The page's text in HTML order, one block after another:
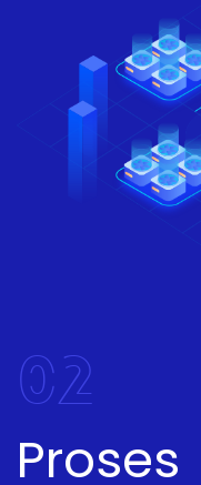
02
Proses